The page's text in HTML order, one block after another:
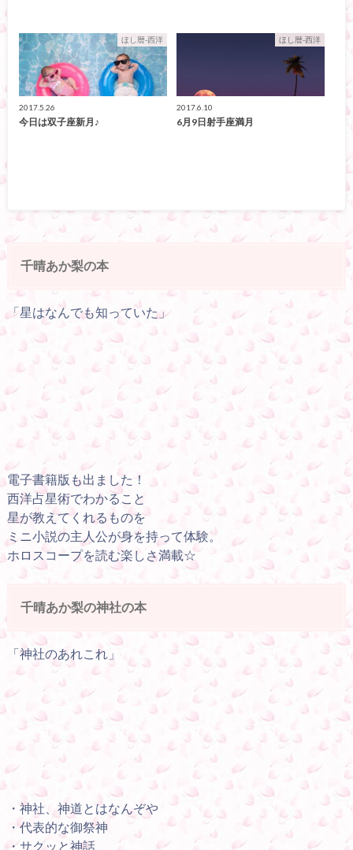
ほし暦-西洋
2017.5.26
今日は双子座新月♪
ほし暦-西洋
2017.6.10
6月9日射手座満月
千晴あか梨の本
「星はなんでも知っていた」
電子書籍版も出ました！
西洋占星術でわかること
星が教えてくれるものを
ミニ小説の主人公が身を持って体験。
ホロスコープを読む楽しさ満載☆
千晴あか梨の神社の本
「神社のあれこれ」
・神社、神道とはなんぞや
・代表的な御祭神
・サクッと神話